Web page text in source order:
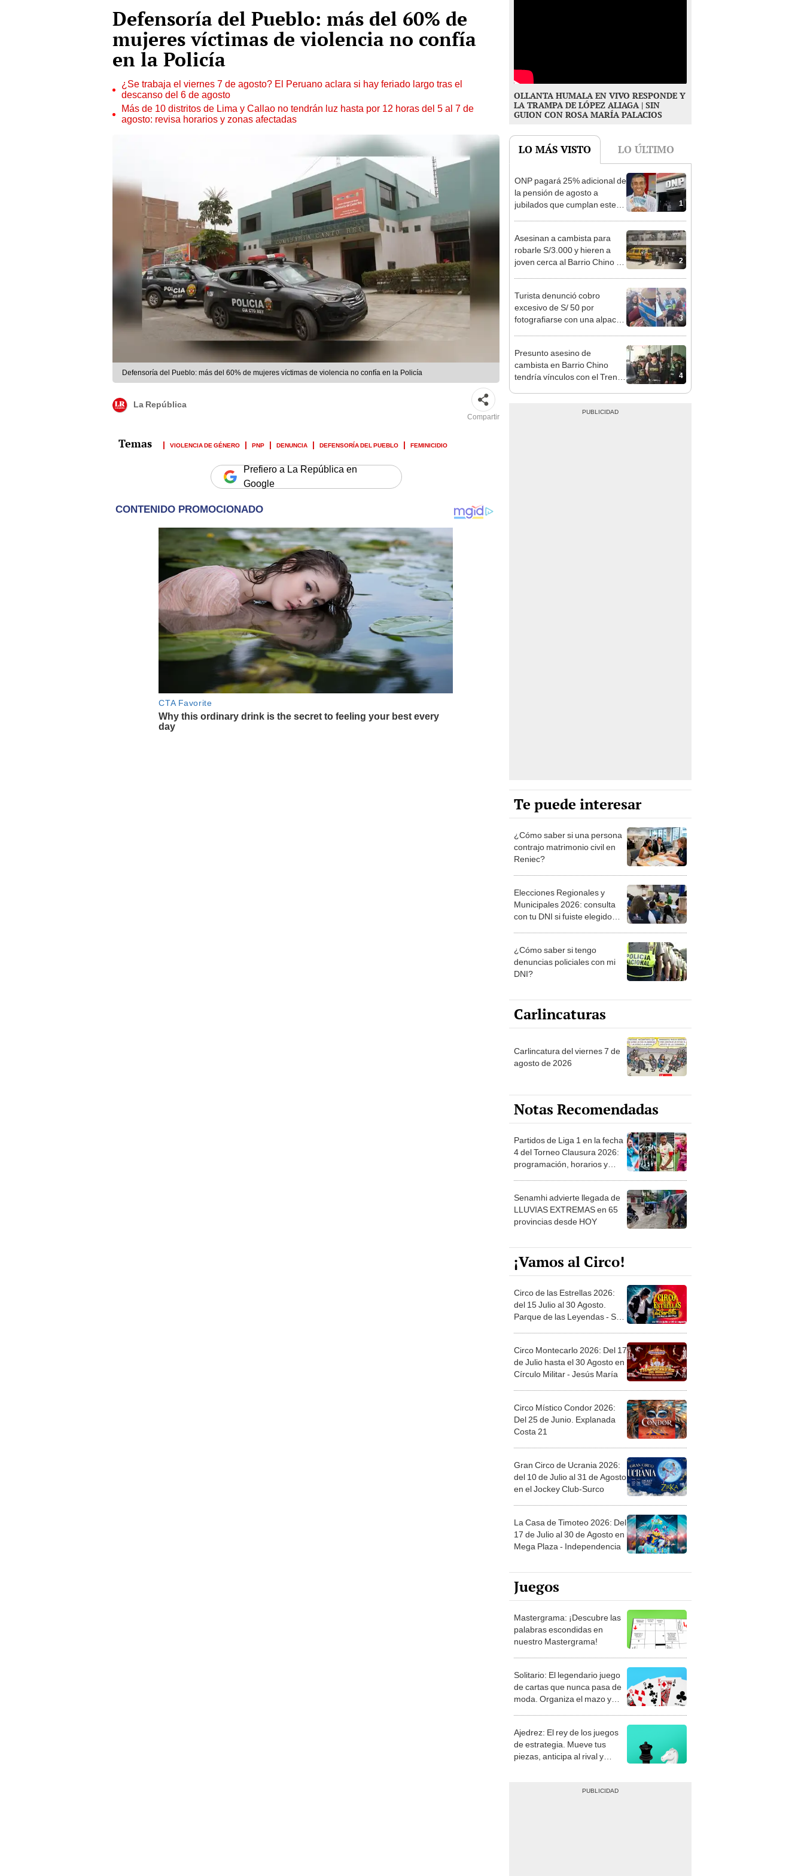
Defensoría del Pueblo: más del 60% de
mujeres víctimas de violencia no confía
en la Policía
¿Se trabaja el viernes 7 de agosto? El Peruano aclara si hay feriado largo tras el
descanso del 6 de agosto
Más de 10 distritos de Lima y Callao no tendrán luz hasta por 12 horas del 5 al 7 de
agosto: revisa horarios y zonas afectadas
Defensoría del Pueblo: más del 60% de mujeres víctimas de violencia no confía en la Policía
La República
Compartir
VIOLENCIA DE GÉNERO PNP DENUNCIA DEFENSORÍA DEL PUEBLO FEMINICIDIO
Prefiero a La República en
Google
OLLANTA HUMALA EN VIVO RESPONDE Y
LA TRAMPA DE LÓPEZ ALIAGA | SIN
GUION CON ROSA MARÍA PALACIOS
LO MÁS VISTO LO ÚLTIMO
1
ONP pagará 25% adicional de
la pensión de agosto a
jubilados que cumplan este
2
Asesinan a cambista para
robarle S/3.000 y hieren a
joven cerca al Barrio Chino en
3
Turista denunció cobro
excesivo de S/ 50 por
fotografiarse con una alpaca
4
Presunto asesino de
cambista en Barrio Chino
tendría vínculos con el Tren
Te puede interesar
¿Cómo saber si una persona
contrajo matrimonio civil en
Reniec?
Elecciones Regionales y
Municipales 2026: consulta
con tu DNI si fuiste elegido
la ONPE
¿Cómo saber si tengo
denuncias policiales con mi
DNI?
Carlincaturas
Carlincatura del viernes 7 de
agosto de 2026
Notas Recomendadas
Partidos de Liga 1 en la fecha
4 del Torneo Clausura 2026:
programación, horarios y
Senamhi advierte llegada de
LLUVIAS EXTREMAS en 65
provincias desde HOY
¡Vamos al Circo!
Circo de las Estrellas 2026:
del 15 Julio al 30 Agosto.
Parque de las Leyendas - San
Circo Montecarlo 2026: Del 17
de Julio hasta el 30 Agosto en
Círculo Militar - Jesús María
Circo Místico Condor 2026:
Del 25 de Junio. Explanada
Costa 21
Gran Circo de Ucrania 2026:
del 10 de Julio al 31 de Agosto
en el Jockey Club-Surco
La Casa de Timoteo 2026: Del
17 de Julio al 30 de Agosto en
Mega Plaza - Independencia
Juegos
Mastergrama: ¡Descubre las
palabras escondidas en
nuestro Mastergrama!
Solitario: El legendario juego
de cartas que nunca pasa de
moda. Organiza el mazo y
Ajedrez: El rey de los juegos
de estrategia. Mueve tus
piezas, anticipa al rival y